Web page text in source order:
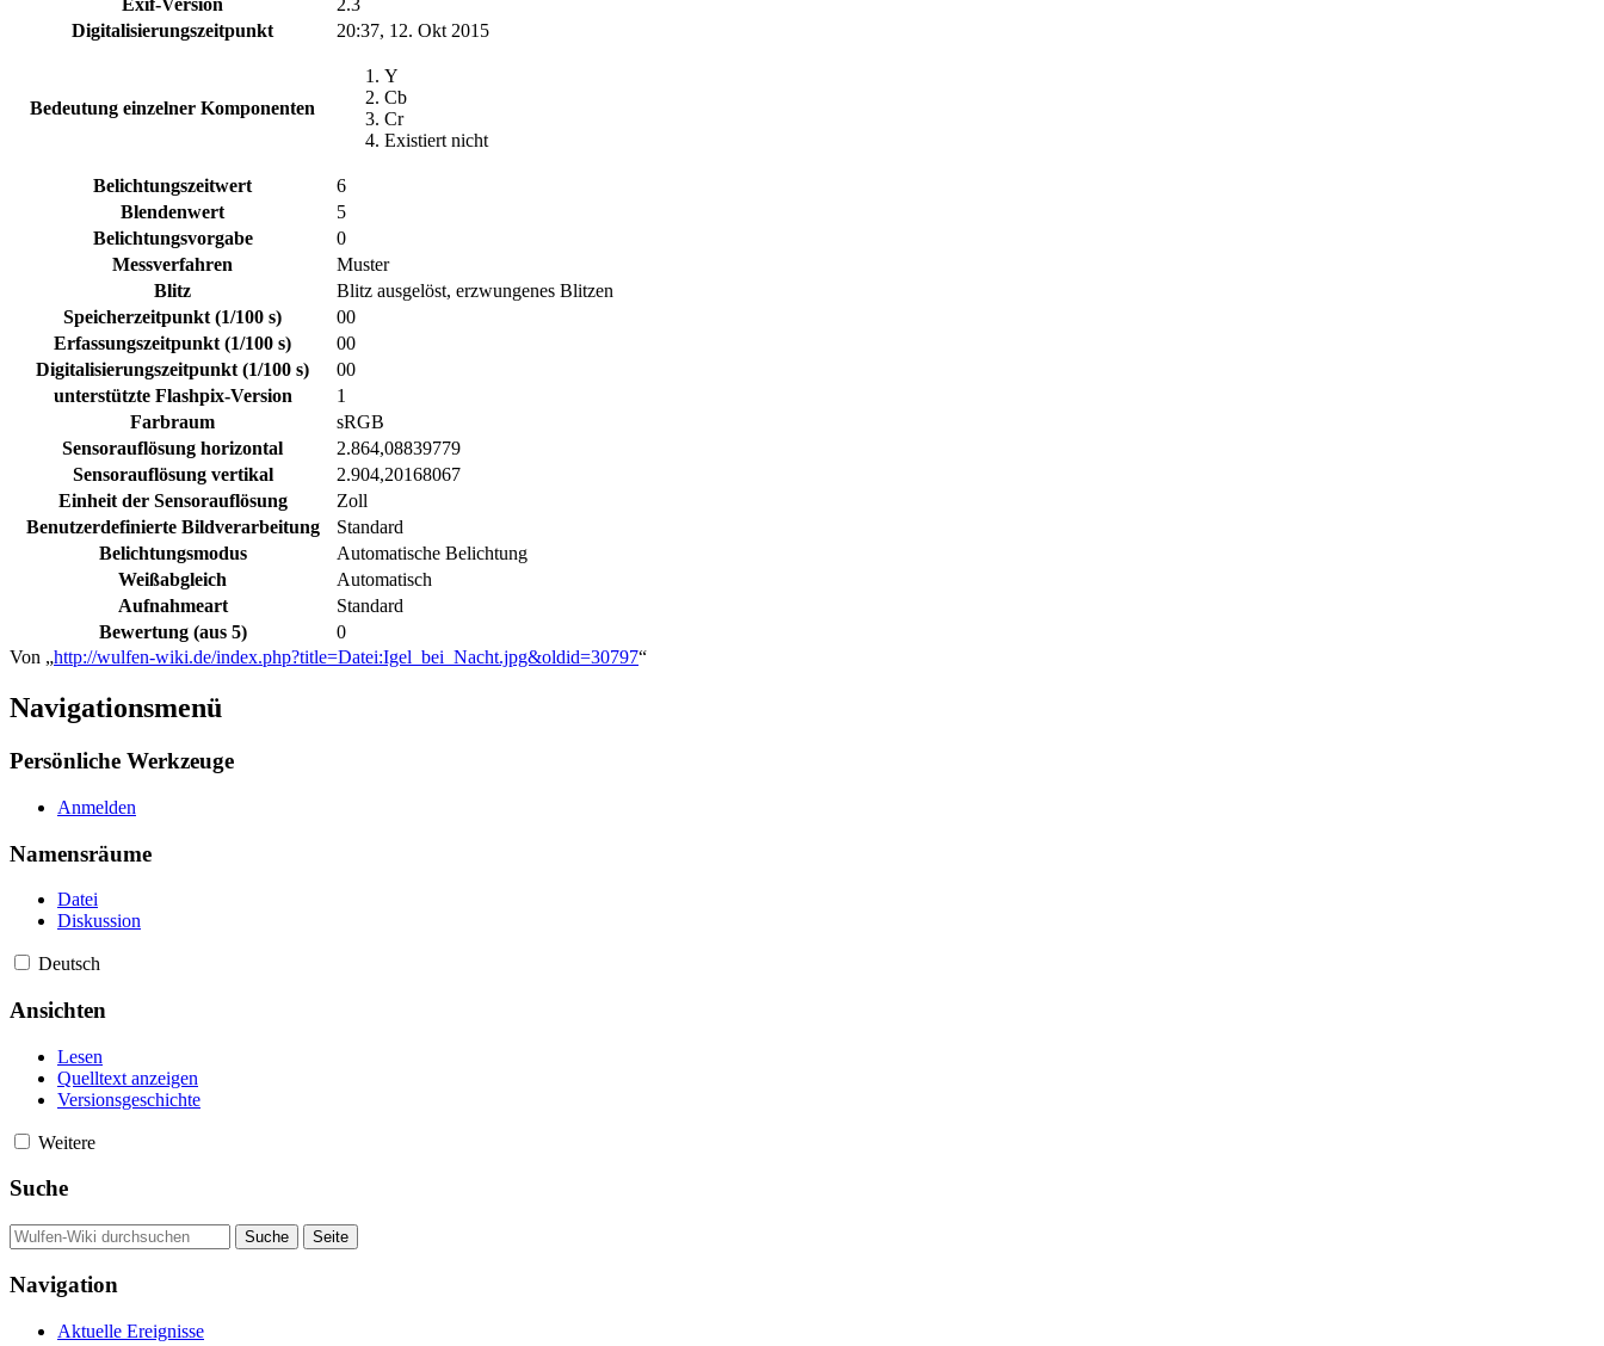
Exif-Version
2.3
Digitalisierungszeitpunkt
20:37, 12. Okt 2015
Bedeutung einzelner Komponenten
Y
Cb
Cr
Existiert nicht
Belichtungszeitwert
6
Blendenwert
5
Belichtungsvorgabe
0
Messverfahren
Muster
Blitz
Blitz ausgelöst, erzwungenes Blitzen
Speicherzeitpunkt (1/100 s)
00
Erfassungszeitpunkt (1/100 s)
00
Digitalisierungszeitpunkt (1/100 s)
00
unterstützte Flashpix-Version
1
Farbraum
sRGB
Sensorauflösung horizontal
2.864,08839779
Sensorauflösung vertikal
2.904,20168067
Einheit der Sensorauflösung
Zoll
Benutzerdefinierte Bildverarbeitung
Standard
Belichtungsmodus
Automatische Belichtung
Weißabgleich
Automatisch
Aufnahmeart
Standard
Bewertung (aus 5)
0
Von „http://wulfen-wiki.de/index.php?title=Datei:Igel_bei_Nacht.jpg&oldid=30797“
Navigationsmenü
Persönliche Werkzeuge
Anmelden
Namensräume
Datei
Diskussion
Deutsch
Ansichten
Lesen
Quelltext anzeigen
Versionsgeschichte
Weitere
Suche
Navigation
Aktuelle Ereignisse